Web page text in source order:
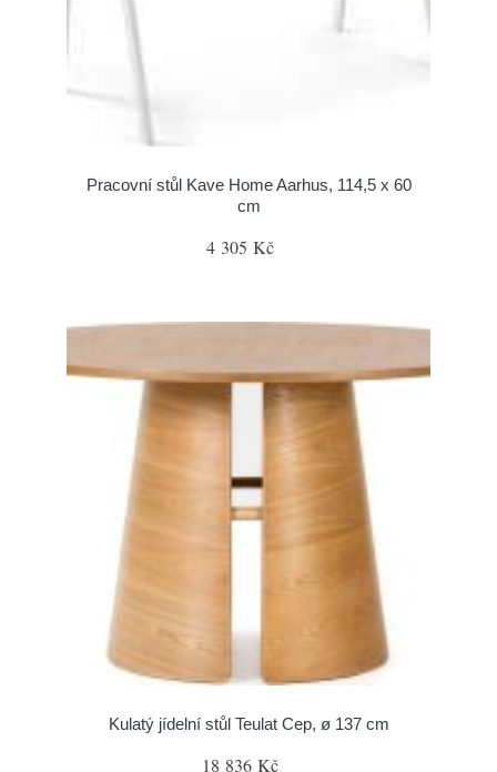
Pracovní stůl Kave Home Aarhus, 114,5 x 60
cm
4 305 Kč
Kulatý jídelní stůl Teulat Cep, ø 137 cm
18 836 Kč